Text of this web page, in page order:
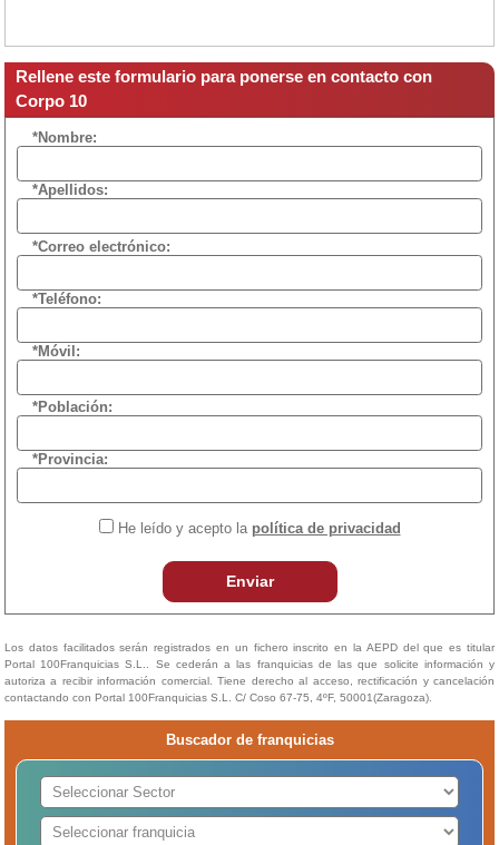
Rellene este formulario para ponerse en contacto con
Corpo 10
*Nombre:
*Apellidos:
*Correo electrónico:
*Teléfono:
*Móvil:
*Población:
*Provincia:
He leído y acepto la política de privacidad
Enviar
Los datos facilitados serán registrados en un fichero inscrito en la AEPD del que es titular
Portal 100Franquicias S.L.. Se cederán a las franquicias de las que solicite información y
autoriza a recibir información comercial. Tiene derecho al acceso, rectificación y cancelación
contactando con Portal 100Franquicias S.L. C/ Coso 67-75, 4ºF, 50001(Zaragoza).
Buscador de franquicias